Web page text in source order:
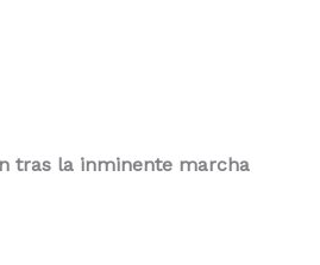
tras la inminente marcha